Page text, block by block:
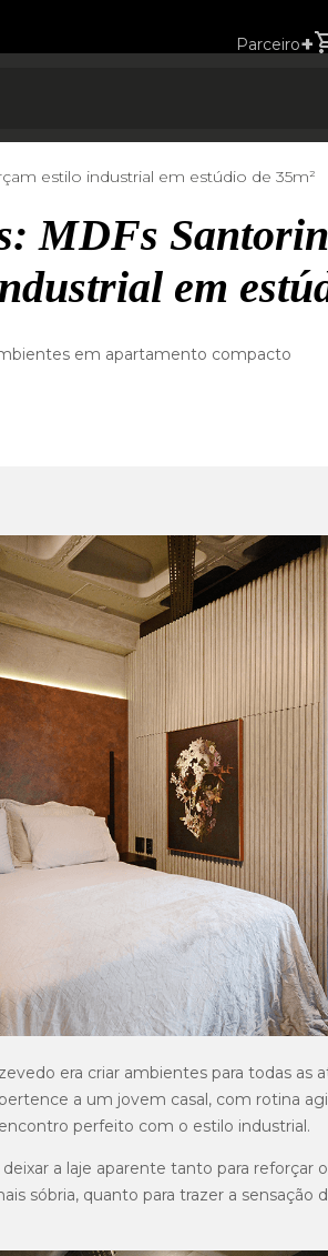
Parceiro+
estilo industrial em estúdio de 35m²
MDFs
em
em apartamento compacto
era criar ambientes para todas as
a um jovem casal, com rotina
perfeito com o estilo industrial.
a laje aparente tanto para reforçar
sóbria, quanto para trazer a sensação